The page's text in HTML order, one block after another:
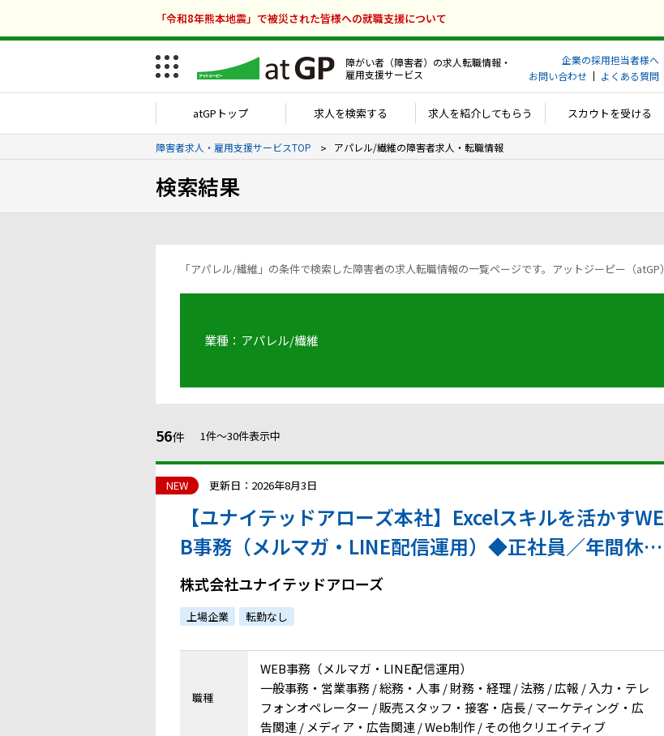
「令和8年熊本地震」で被災された皆様への就職支援について
障がい者（障害者）の求人転職情報・
雇用支援サービス
企業の採用担当者様へ
お問い合わせ
よくある質問
atGPトップ 求人を検索する 求人を紹介してもらう スカウトを受ける
障害者求人・雇用支援サービスTOP アパレル/繊維の障害者求人・転職情報
検索結果
業種：アパレル/繊維
56件 1件〜30件表示中
NEW 更新日：2026年8月3日
【ユナイテッドアローズ本社】Excelスキルを活かすWE
B事務（メルマガ・LINE配信運用）◆正社員／年間休日
120日
株式会社ユナイテッドアローズ
上場企業 転勤なし
職種
WEB事務（メルマガ・LINE配信運用）
一般事務・営業事務 / 総務・人事 / 財務・経理 / 法務 / 広報 / 入力・テレ
フォンオペレーター / 販売スタッフ・接客・店長 / マーケティング・広
告関連 / メディア・広告関連 / Web制作 / その他クリエイティブ